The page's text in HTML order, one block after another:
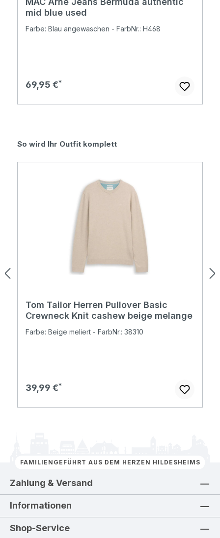
mid blue used
Farbe: Blau angewaschen - FarbNr.: H468
Regulärer Preis:
69,95 €
Produktgalerie überspringen
So wird Ihr Outfit komplett
Tom Tailor Herren Pullover Basic
Crewneck Knit cashew beige melange
Farbe: Beige meliert - FarbNr.: 38310
Regulärer Preis:
39,99 €
FAMILIENGEFÜHRT AUS DEM HERZEN HILDESHEIMS
Zahlung & Versand
Informationen
Shop-Service